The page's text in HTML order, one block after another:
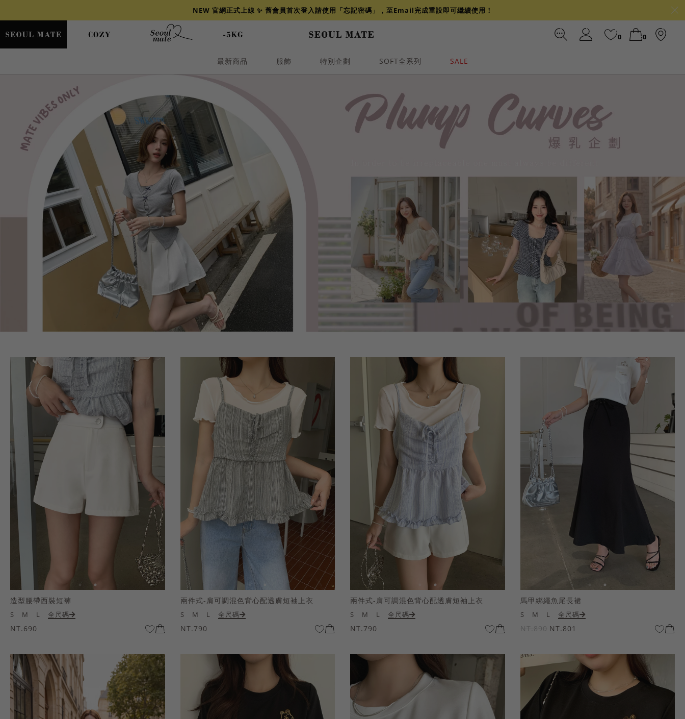
NEW 官網正式上線 ✨ 舊會員首次登入請使用「忘記密碼」，至Email完成重設即可繼續使用！
0 0
前往結帳
最新商品 服飾 特別企劃 SOFT全系列 SALE
背心
造型腰帶西裝短褲
S M L 全尺碼
NT.690
兩件式-肩可調混色背心配透膚短袖上衣
S M L 全尺碼
NT.790
兩件式-肩可調混色背心配透膚短袖上衣
S M L 全尺碼
NT.790
馬甲綁繩魚尾長裙
S M L 全尺碼
NT.890 NT.801